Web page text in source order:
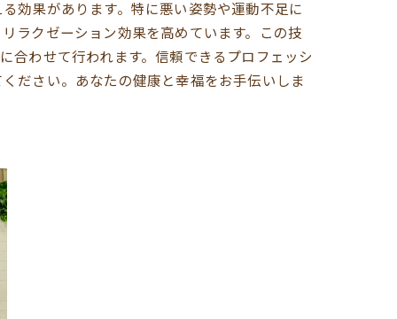
効果があります。特に悪い姿勢や運動不足に
ラクゼーション効果を高めています。この技
合わせて行われます。信頼できるプロフェッシ
ださい。あなたの健康と幸福をお手伝いしま